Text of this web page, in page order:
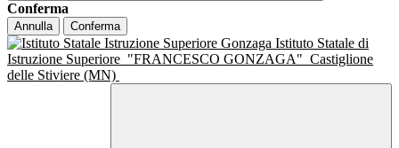
Conferma
Annulla Conferma
Istituto Statale di
Istruzione Superiore "FRANCESCO GONZAGA" Castiglione
delle Stiviere (MN)